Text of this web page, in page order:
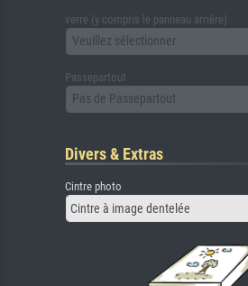
verre (y compris le panneau arrière)
Veuillez sélectionner
Passepartout
Pas de Passepartout
Divers & Extras
Cintre photo
Cintre à image dentelée